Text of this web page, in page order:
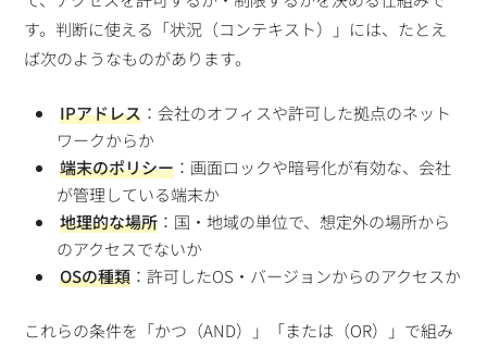
す。判断に使える「状況（コンテキスト）」には、たとえ
ば次のようなものがあります。
IPアドレス：会社のオフィスや許可した拠点のネット
ワークからか
端末のポリシー：画面ロックや暗号化が有効な、会社
が管理している端末か
地理的な場所：国・地域の単位で、想定外の場所から
のアクセスでないか
OSの種類：許可したOS・バージョンからのアクセスか
これらの条件を「かつ（AND）」「または（OR）」で組み